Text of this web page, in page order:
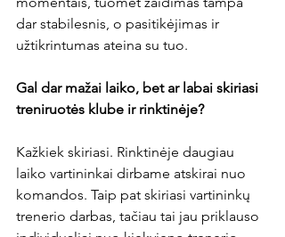
dar stabilesnis, o pasitikėjimas ir
užtikrintumas ateina su tuo.
Gal dar mažai laiko, bet ar labai skiriasi
treniruotės klube ir rinktinėje?
Kažkiek skiriasi. Rinktinėje daugiau
laiko vartininkai dirbame atskirai nuo
komandos. Taip pat skiriasi vartininkų
trenerio darbas, tačiau tai jau priklauso